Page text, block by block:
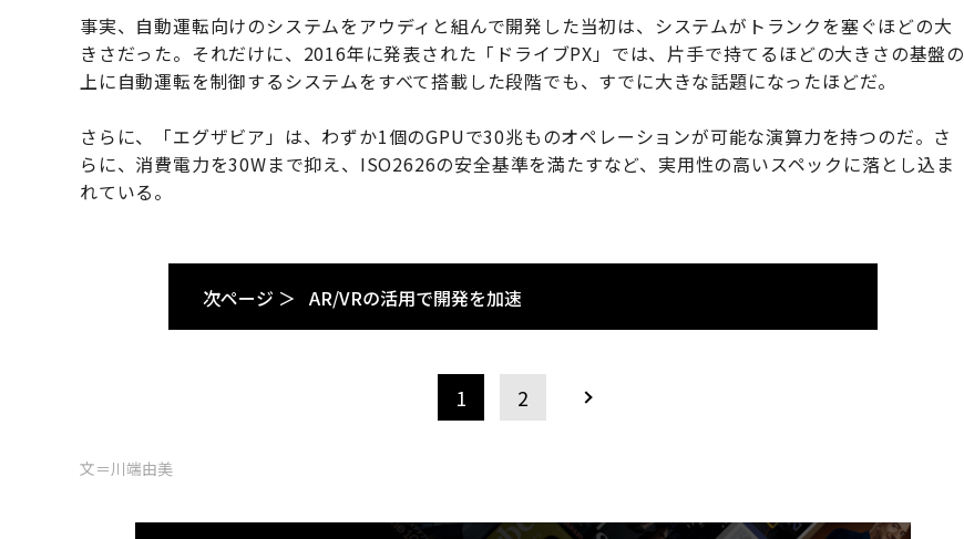
事実、自動運転向けのシステムをアウディと組んで開発した当初は、システムがトランクを塞ぐほどの大
きさだった。それだけに、2016年に発表された「ドライブPX」では、片手で持てるほどの大きさの基盤の
上に自動運転を制御するシステムをすべて搭載した段階でも、すでに大きな話題になったほどだ。
さらに、「エグザビア」は、わずか1個のGPUで30兆ものオペレーションが可能な演算力を持つのだ。さ
らに、消費電力を30Wまで抑え、ISO2626の安全基準を満たすなど、実用性の高いスペックに落とし込ま
れている。
次ページ ＞ AR/VRの活用で開発を加速
1 2
文＝川端由美